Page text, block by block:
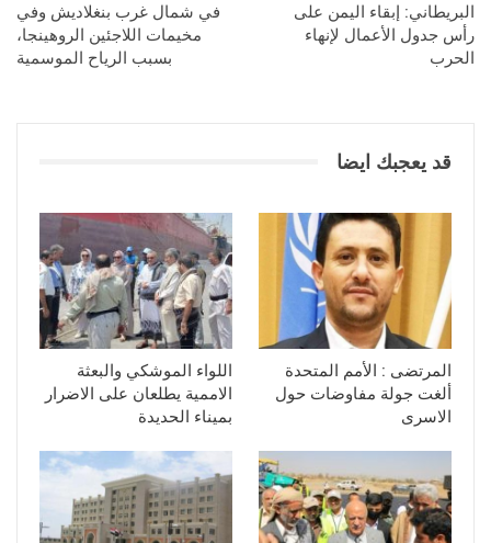
البريطاني: إبقاء اليمن على
رأس جدول الأعمال لإنهاء
الحرب
في شمال غرب بنغلاديش وفي
مخيمات اللاجئين الروهينجا،
بسبب الرياح الموسمية
قد يعجبك ايضا
المرتضى : الأمم المتحدة
ألغت جولة مفاوضات حول
الاسرى
اللواء الموشكي والبعثة
الاممية يطلعان على الاضرار
بميناء الحديدة